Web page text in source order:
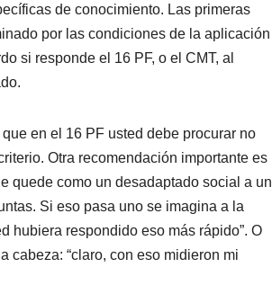
de conocimiento. Las primeras
por las condiciones de la aplicación
si responde el 16 PF, o el CMT, al
en el 16 PF usted debe procurar no
Otra recomendación importante es
quede como un desadaptado social a un
Si eso pasa uno se imagina a la
hubiera respondido eso más rápido”. O
cabeza: “claro, con eso midieron mi